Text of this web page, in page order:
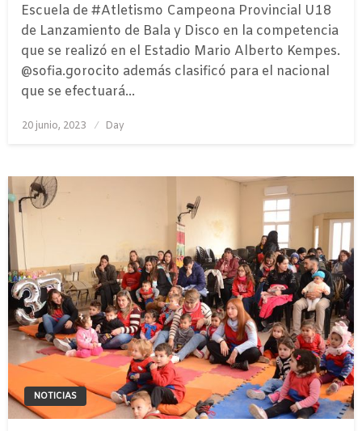
Escuela de #Atletismo Campeona Provincial U18
de Lanzamiento de Bala y Disco en la competencia
que se realizó en el Estadio Mario Alberto Kempes.
@sofia.gorocito además clasificó para el nacional
que se efectuará…
Publicado
20 junio, 2023 Day
NOTICIAS